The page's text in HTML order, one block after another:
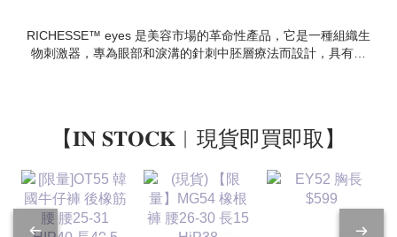
RICHESSE™ eyes 是美容市場的革命性產品，它是一種組織生
物刺激器，專為眼部和淚溝的針刺中胚層療法而設計，具有填
【𝐈𝐍 𝐒𝐓𝐎𝐂𝐊︱現貨即買即取】